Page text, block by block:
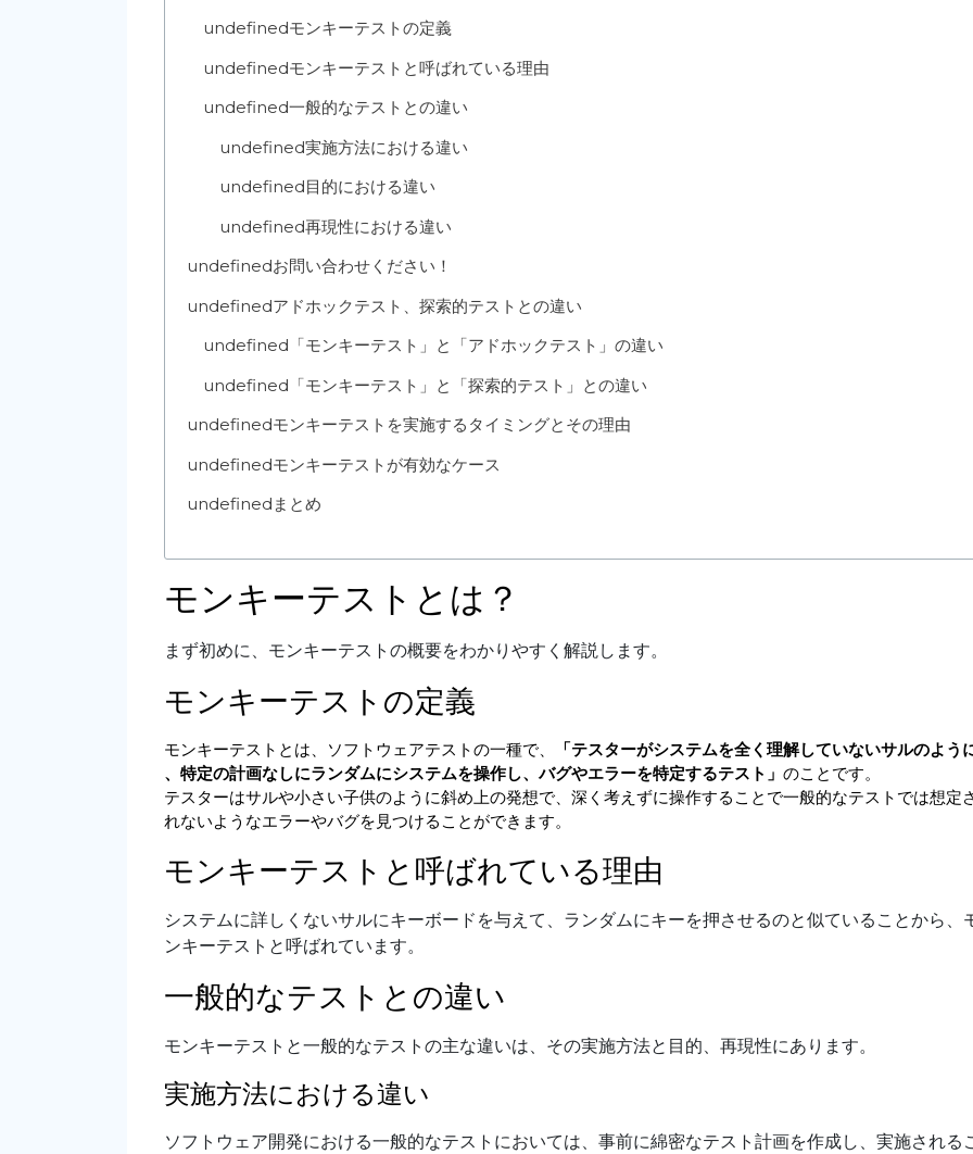
undefinedモンキーテストの定義
undefinedモンキーテストと呼ばれている理由
undefined一般的なテストとの違い
undefined実施方法における違い
undefined目的における違い
undefined再現性における違い
undefinedお問い合わせください！
undefinedアドホックテスト、探索的テストとの違い
undefined 「モンキーテスト」と「アドホックテスト」の違い
undefined 「モンキーテスト」と「探索的テスト」との違い
undefinedモンキーテストを実施するタイミングとその理由
undefinedモンキーテストが有効なケース
undefined まとめ
モンキーテストとは？
まず初めに、モンキーテストの概要をわかりやすく解説します。
モンキーテストの定義
モンキーテストとは、ソフトウェアテストの一種で、
「テスターがシステムを全く理解していないサルのよう
、特定の計画なしにランダムにシステムを操作し、バグやエラーを特定するテスト」 のことです。
テスターはサルや小さい子供のように斜め上の発想で、深く考えずに操作することで一般的なテストでは想定
れないようなエラーやバグを見つけることができます。
モンキーテストと呼ばれている理由
システムに詳しくないサルにキーボードを与えて、ランダムにキーを押させるのと似ていることから、
ンキーテストと呼ばれています。
一般的なテストとの違い
モンキーテストと一般的なテストの主な違いは、その実施方法と目的、再現性にあります。
実施方法における違い
ソフトウェア開発における一般的なテストにおいては、事前に綿密なテスト計画を作成し、実施される